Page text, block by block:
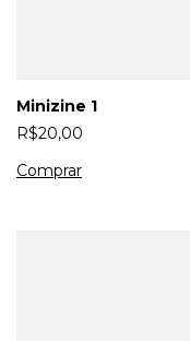
Minizine 1
R$20,00